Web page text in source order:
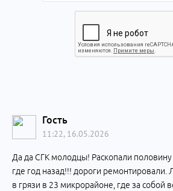
Гость
11:22, 16.05.2026
Да да СГК молодцы! Раскопали
где год назад!!! дороги ремонтировали.
в грязи в 23 микрорайоне, где за собой